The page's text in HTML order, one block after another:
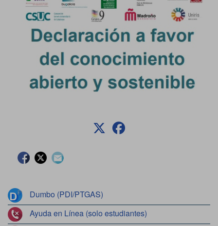
Dumbo (PDI/PTGAS)
Ayuda en Línea (solo estudiantes)
Facebook
Twitter